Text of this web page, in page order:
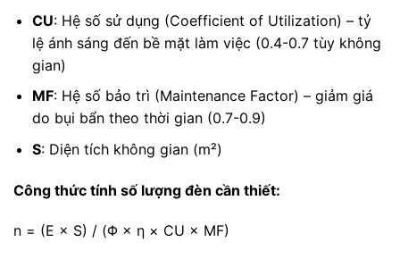
CU: Hệ số sử dụng (Coefficient of Utilization) – tỷ
lệ ánh sáng đến bề mặt làm việc (0.4-0.7 tùy không
gian)
MF: Hệ số bảo trì (Maintenance Factor) – giảm giá
do bụi bẩn theo thời gian (0.7-0.9)
S: Diện tích không gian (m²)
Công thức tính số lượng đèn cần thiết:
n = (E × S) / (Φ × η × CU × MF)